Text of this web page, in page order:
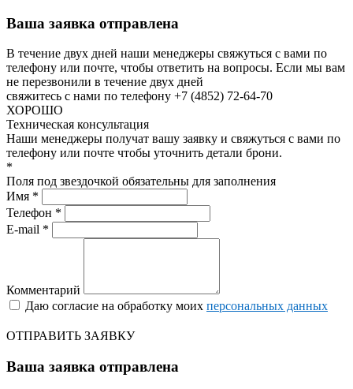
Ваша заявка отправлена
В течение двух дней наши менеджеры свяжуться с вами по
телефону или почте, чтобы ответить на вопросы. Если мы вам
не перезвонили в течение двух дней
свяжитесь с нами по телефону +7 (4852) 72-64-70
ХОРОШО
Техническая консультация
Наши менеджеры получат вашу заявку и свяжуться с вами по
телефону или почте чтобы уточнить детали брони.
*
Поля под звездочкой обязательны для заполнения
Имя *
Телефон *
E-mail *
Комментарий
Даю согласие на обработку моих персональных данных
ОТПРАВИТЬ ЗАЯВКУ
Ваша заявка отправлена